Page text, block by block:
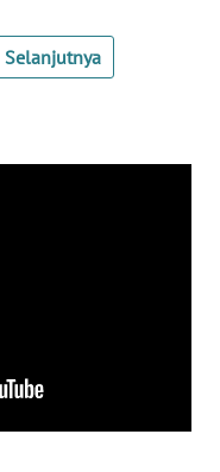
Selanjutnya